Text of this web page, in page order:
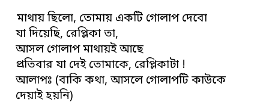
মাথায় ছিলো, তোমায় একটি গোলাপ দেবো
যা দিয়েছি, রেপ্লিকা তা,
আসল গোলাপ মাথায়ই আছে
প্রতিবার যা দেই তোমাকে, রেপ্লিকাটা !
আলাপঃ (বাকি কথা, আসলে গোলাপটি কাউকে
দেয়াই হয়নি)